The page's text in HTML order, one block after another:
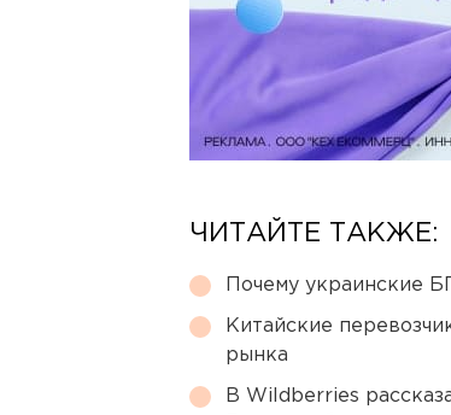
ЧИТАЙТЕ ТАКЖЕ:
Почему украинские
Китайские
рынка
В Wildberries